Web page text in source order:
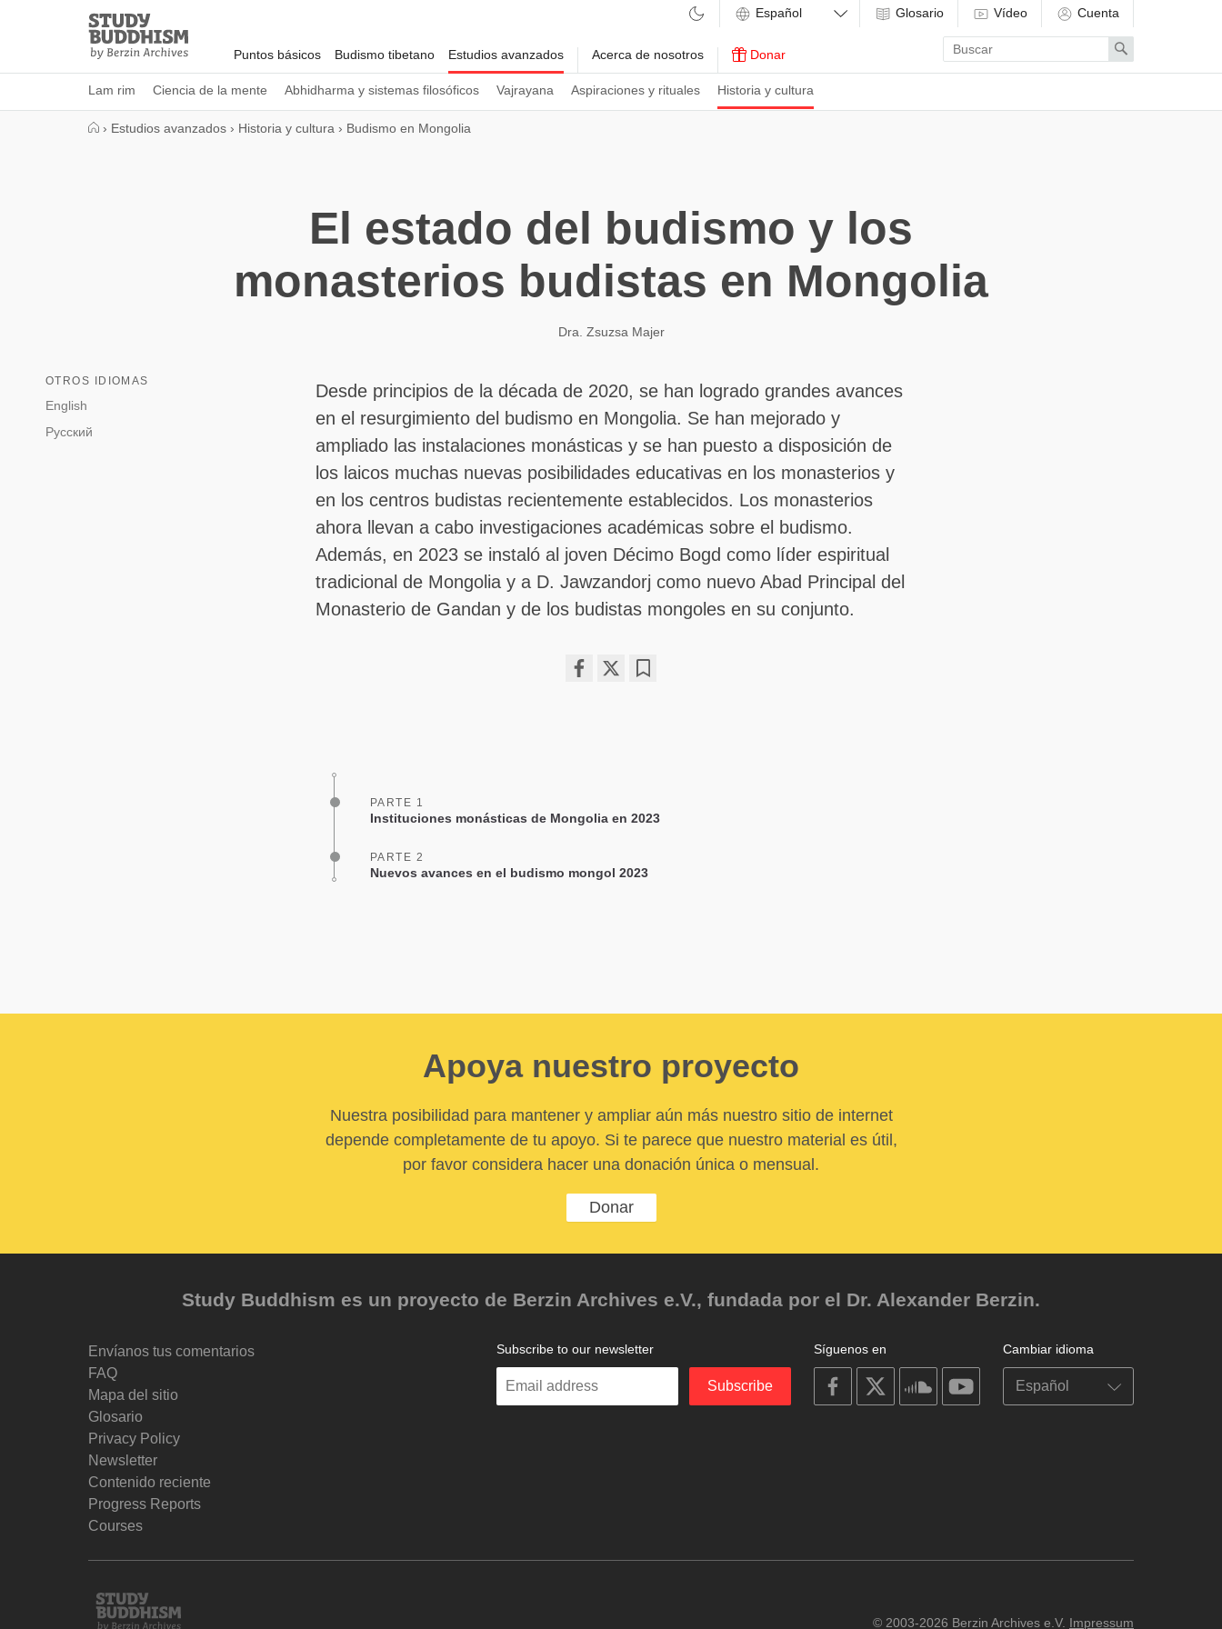
Study
Buddhism
Home
Puntos básicos Budismo tibetano Estudios avanzados
Lam rim Ciencia de la mente Abhidharma y sistemas filosóficos Vajrayana Aspiraciones y rituales Historia y cultura
Acerca de nosotros Donar
Glosario Vídeo Cuenta
Enter
search
term
Search
› Estudios avanzados › Historia y cultura › Budismo en Mongolia
El estado del budismo y los
monasterios budistas en Mongolia
Dra. Zsuzsa Majer
OTROS IDIOMAS
English
Русский
Desde principios de la década de 2020, se han logrado grandes avances
en el resurgimiento del budismo en Mongolia. Se han mejorado y
ampliado las instalaciones monásticas y se han puesto a disposición de
los laicos muchas nuevas posibilidades educativas en los monasterios y
en los centros budistas recientemente establecidos. Los monasterios
ahora llevan a cabo investigaciones académicas sobre el budismo.
Además, en 2023 se instaló al joven Décimo Bogd como líder espiritual
tradicional de Mongolia y a D. Jawzandorj como nuevo Abad Principal del
Monasterio de Gandan y de los budistas mongoles en su conjunto.
PARTE 1
Instituciones monásticas de Mongolia en 2023
PARTE 2
Nuevos avances en el budismo mongol 2023
Apoya nuestro proyecto
Nuestra posibilidad para mantener y ampliar aún más nuestro sitio de internet
depende completamente de tu apoyo. Si te parece que nuestro material es útil,
por favor considera hacer una donación única o mensual.
Donar
Study Buddhism es un proyecto de Berzin Archives e.V., fundada por el Dr. Alexander Berzin.
Envíanos tus comentarios
FAQ
Mapa del sitio
Glosario
Privacy Policy
Newsletter
Contenido reciente
Progress Reports
Courses
Cambiar idioma
Síguenos en
on
facebook
on
on
soundcloudyoutube
Subscribe to our newsletter
Enter
Subscribe
Study
© 2003-2026 Berzin Archives e.V. Impressum